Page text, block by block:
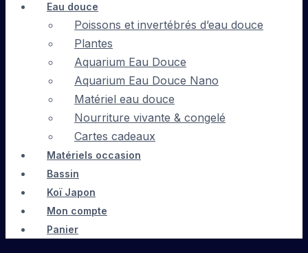
Eau douce
Poissons et invertébrés d’eau douce
Plantes
Aquarium Eau Douce
Aquarium Eau Douce Nano
Matériel eau douce
Nourriture vivante & congelé
Cartes cadeaux
Matériels occasion
Bassin
Koï Japon
Mon compte
Panier